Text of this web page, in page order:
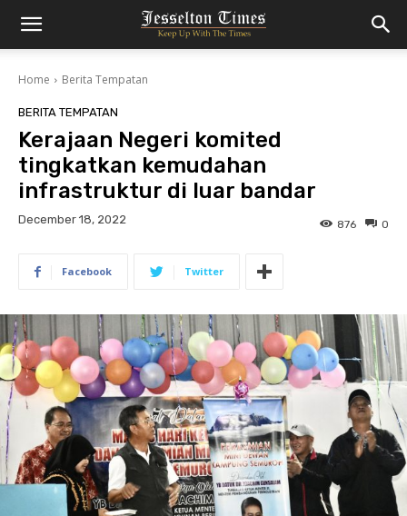
Home Berita Tempatan
BERITA TEMPATAN
Kerajaan Negeri komited
tingkatkan kemudahan
infrastruktur di luar bandar
December 18, 2022 0
876
Facebook Twitter